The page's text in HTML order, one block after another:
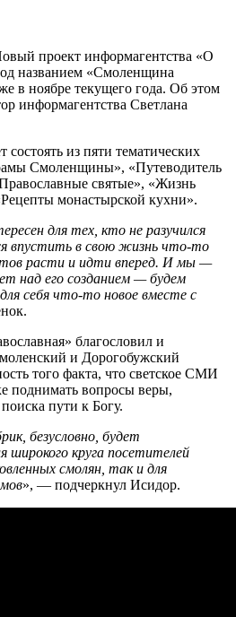
проект информагентства «О
названием «Смоленщина
в ноябре текущего года. Об этом
информагентства Светлана
состоять из пяти тематических
Смоленщины», «Путеводитель
святые», «Жизнь
монастырской кухни».
для тех, кто не разучился
впустить в свою жизнь что-то
расти и идти вперед. И мы —
над его созданием — будем
себя что-то новое вместе с
благословил и
и Дорогобужский
того факта, что светское СМИ
поднимать вопросы веры,
пути к Богу.
безусловно, будет
широкого круга посетителей
смолян, так и для
», — подчеркнул Исидор.